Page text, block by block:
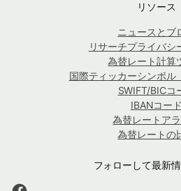
リソース
ニュースとブ
リサーチプライバシ
為替レート計算
国際ティッカーシンボル
SWIFT/BICコ
IBANコード
為替レートア
為替レートの
フォローして最新